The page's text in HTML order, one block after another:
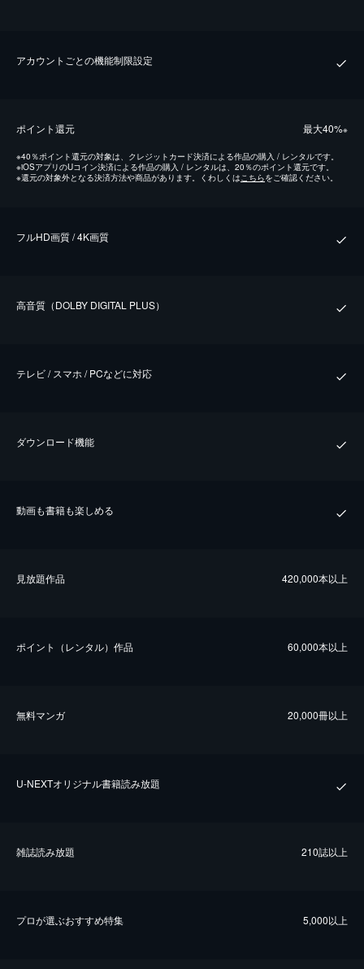
アカウントごとの機能制限設定
ポイント還元 最⼤40%※
※40％ポイント還元の対象は、クレジットカード決済による作品の購入 / レンタルです。
※iOSアプリのUコイン決済による作品の購入 / レンタルは、20％のポイント還元です。
※還元の対象外となる決済方法や商品があります。くわしくはこちらをご確認ください。
フルHD画質 / 4K画質
⾼⾳質（DOLBY DIGITAL PLUS）
テレビ / スマホ / PCなどに対応
ダウンロード機能
動画も書籍も楽しめる
⾒放題作品 420,000本以上
ポイント（レンタル）作品 60,000本以上
無料マンガ 20,000冊以上
U-NEXTオリジナル書籍読み放題
雑誌読み放題 210誌以上
プロが選ぶおすすめ特集 5,000以上